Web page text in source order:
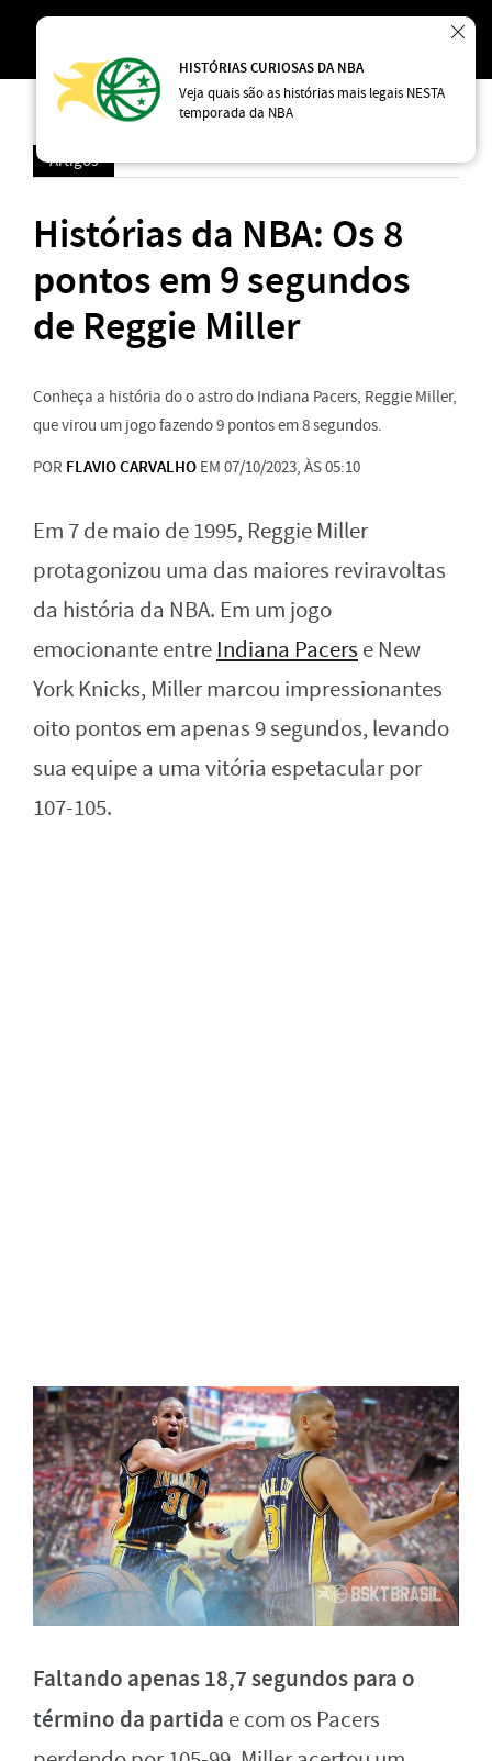
Artigos
Histórias da NBA: Os 8
pontos em 9 segundos
de Reggie Miller
Conheça a história do o astro do Indiana Pacers, Reggie Miller,
que virou um jogo fazendo 9 pontos em 8 segundos.
POR FLAVIO CARVALHO EM 07/10/2023, ÀS 05:10
Em 7 de maio de 1995, Reggie Miller
protagonizou uma das maiores reviravoltas
da história da NBA. Em um jogo
emocionante entreIndiana Pacers e New
York Knicks, Miller marcou impressionantes
oito pontos em apenas 9 segundos, levando
sua equipe a uma vitória espetacular por
107-105.
Faltando apenas 18,7 segundos para o
término da partida e com os Pacers
HISTÓRIAS CURIOSAS DA NBA
Veja quais são as histórias mais legais NESTA
temporada da NBA